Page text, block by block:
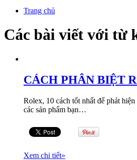
Trang chủ
Các bài viết với từ
CÁCH PHÂN BIỆT
Rolex, 10 cách tốt nhất để phát
các sản phẩm bạn…
Xem chi tiết»